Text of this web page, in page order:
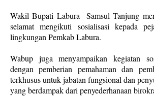
Wakil Bupati Labura Samsul Tanjung
selamat mengikuti sosialisasi kepada
lingkungan Pemkab Labura.
Wabup juga menyampaikan kegiatan
dengan pemberian pemahaman dan
terkhusus untuk jabatan fungsional dan
yang berdampak dari penyederhanaan